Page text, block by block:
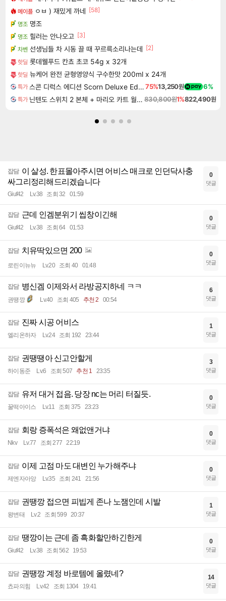
메이플 ㅇㅂ ) 재밌게 까네 [58]
명조 명조
명조 힐러는 안나오고 [3]
차벤 선생님들 차 시동 끌 때 꾸르륵소리나는데 [2]
핫딜 롯데웰푸드 칸쵸 초코 54g x 32개
핫딜 뉴케어 완전 균형영양식 구수한맛 200ml x 24개
특가 스콘 디럭스 에디션 Scorn Deluxe Edition75%13,250원 6%
특가 닌텐도 스위치 2 본체 + 마리오 카트 월드 + 슈퍼 마리오 파티 잼버리 닌텐도 스위치 2 에디션 + 잼버리 TV 번들 830,800원1%822,490원
잡담 이 살성. 한표몰아주시면 어비스 매크로 인던닥사충
싸그리정리해드리겠습니다
Giuf42 Lv.38 조회 32 01:59
0
댓글
잡담 근데 인겜분위기 씹창이긴해
Giuf42 Lv.38 조회 64 01:53
0
댓글
잡담 치유딱있으면 200
로린이뉴뉴 Lv.20 조회 40 01:48
0
댓글
잡담 병신겜 이제와서 라방공지하네 ㅋㅋ
권땡깡 Lv.40 조회 405 추천 2 00:54
6
댓글
잡담 진짜 시공 어비스
엘리온하자 Lv.24 조회 192 23:44
1
댓글
잡담 권땡땡아 신고안할게
하이동준 Lv.6 조회 507 추천 1 23:35
3
댓글
잡담 유저 대거 접음. 당장 nc는 머리 터질듯.
꿀떡아이스 Lv.11 조회 375 23:23
0
댓글
잡담 회랑 증폭석은 왜없앤거냐
Nkv Lv.77 조회 277 22:19
0
댓글
잡담 이제 고점 마도 대변인 누가해주냐
제엔자아앙 Lv.35 조회 241 21:56
0
댓글
잡담 권땡깡 접으면 피빕게 존나 노잼인데 시발
왕변태 Lv.2 조회 599 20:37
1
댓글
잡담 땡깡이는 근데 좀 흑화할만하긴한게
Giuf42 Lv.38 조회 562 19:53
0
댓글
잡담 권땡깡 계정 바로템에 올렸네?
쵸파의힘 Lv.42 조회 1304 19:41
14
댓글